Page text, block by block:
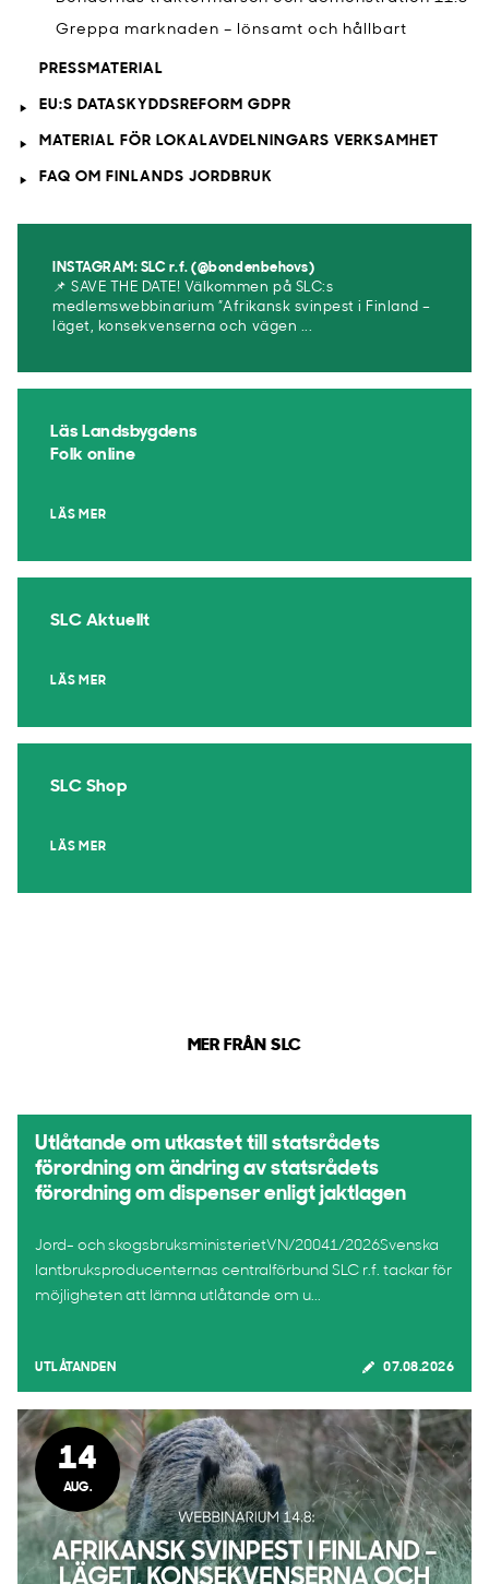
Greppa marknaden – lönsamt och hållbart
PRESSMATERIAL
EU:S DATASKYDDSREFORM GDPR
MATERIAL FÖR LOKALAVDELNINGARS VERKSAMHET
FAQ OM FINLANDS JORDBRUK
INSTAGRAM: SLC r.f. (@bondenbehovs)
📌 SAVE THE DATE! Välkommen på SLC:s
medlemswebbinarium ”Afrikansk svinpest i Finland –
läget, konsekvenserna och vägen ...
Läs Landsbygdens
Folk online
LÄS MER
SLC Aktuellt
LÄS MER
SLC Shop
LÄS MER
MER FRÅN SLC
Utlåtande om utkastet till statsrådets
förordning om ändring av statsrådets
förordning om dispenser enligt jaktlagen
Jord- och skogsbruksministerietVN/20041/2026Svenska
lantbruksproducenternas centralförbund SLC r.f. tackar för
möjligheten att lämna utlåtande om u...
UTLÅTANDEN 07.08.2026
14
AUG.